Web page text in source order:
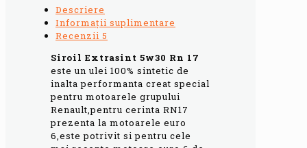
Descriere
Informații suplimentare
Recenzii 5
Siroil Extrasint 5w30 Rn 17
este un ulei 100% sintetic de
inalta performanta creat special
pentru motoarele grupului
Renault,pentru cerinta RN17
prezenta la motoarele euro
6,este potrivit si pentru cele